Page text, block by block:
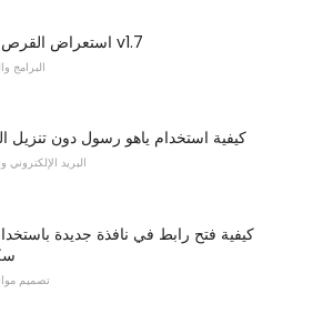
استعراض القرص يمسح v1.7
البرامج
كيفية استخدام ياهو رسول دون تنزيل
البريد الإلكتروني
كيفية فتح رابط في نافذة جديدة
تصميم